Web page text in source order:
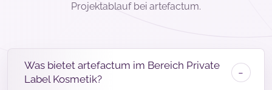
Projektablauf bei artefactum.
Was bietet artefactum im Bereich Private
Label Kosmetik?